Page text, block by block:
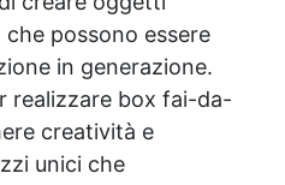
possono essere
in generazione.
realizzare box fai-da-
creatività e
unici che